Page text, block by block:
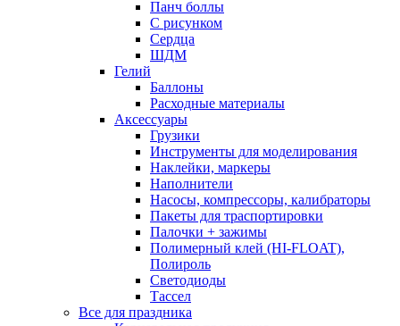
Панч боллы
С рисунком
Сердца
ШДМ
Гелий
Баллоны
Расходные материалы
Аксессуары
Грузики
Инструменты для моделирования
Наклейки, маркеры
Наполнители
Насосы, компрессоры, калибраторы
Пакеты для траспортировки
Палочки + зажимы
Полимерный клей (HI-FLOAT),
Полироль
Светодиоды
Тассел
Все для праздника